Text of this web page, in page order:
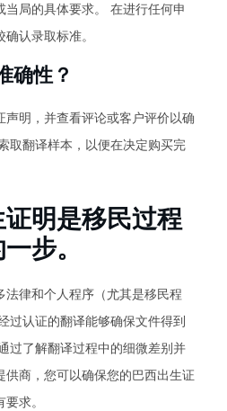
局的具体要求。 在进行任何申
认录取标准。
确性？
明，并查看评论或客户评价以确
取翻译样本，以便在决定购买完
明是移民过程
步。
法律和个人程序（尤其是移民程
过认证的翻译能够确保文件得到
过了解翻译过程中的细微差别并
商，您可以确保您的巴西出生证
求。